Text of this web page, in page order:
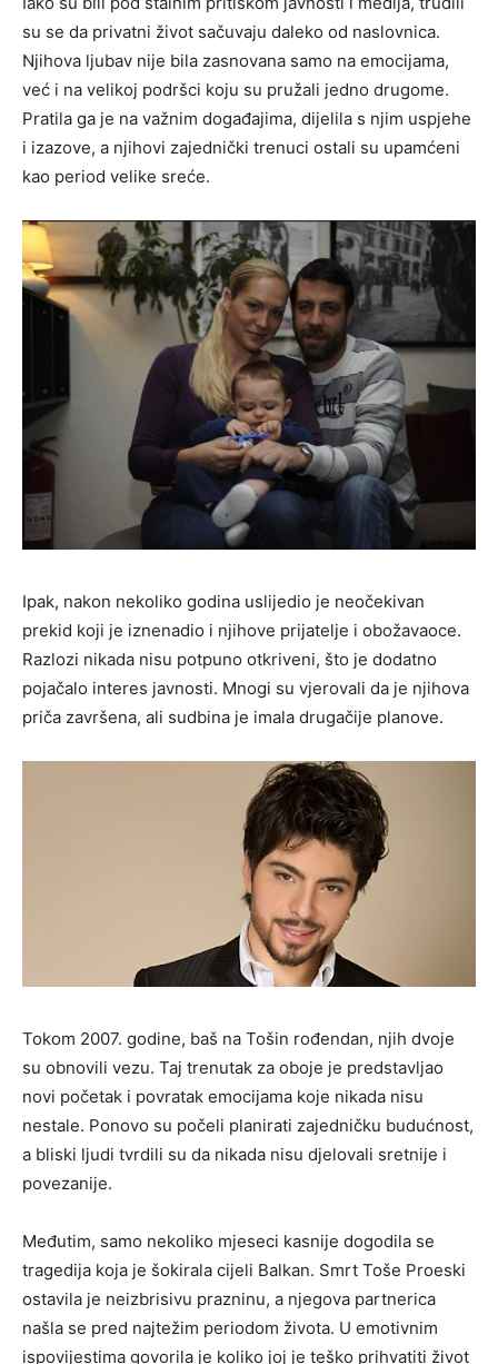
su se da privatni život sačuvaju daleko od naslovnica.
Njihova ljubav nije bila zasnovana samo na emocijama,
već i na velikoj podršci koju su pružali jedno drugome.
Pratila ga je na važnim događajima, dijelila s njim uspjehe
i izazove, a njihovi zajednički trenuci ostali su upamćeni
kao period velike sreće.
Ipak, nakon nekoliko godina uslijedio je neočekivan
prekid koji je iznenadio i njihove prijatelje i obožavaoce.
Razlozi nikada nisu potpuno otkriveni, što je dodatno
pojačalo interes javnosti. Mnogi su vjerovali da je njihova
priča završena, ali sudbina je imala drugačije planove.
Tokom 2007. godine, baš na Tošin rođendan, njih dvoje
su obnovili vezu. Taj trenutak za oboje je predstavljao
novi početak i povratak emocijama koje nikada nisu
nestale. Ponovo su počeli planirati zajedničku budućnost,
a bliski ljudi tvrdili su da nikada nisu djelovali sretnije i
povezanije.
Međutim, samo nekoliko mjeseci kasnije dogodila se
tragedija koja je šokirala cijeli Balkan. Smrt Toše Proeski
ostavila je neizbrisivu prazninu, a njegova partnerica
našla se pred najtežim periodom života. U emotivnim
ispovijestima govorila je koliko joj je teško prihvatiti život